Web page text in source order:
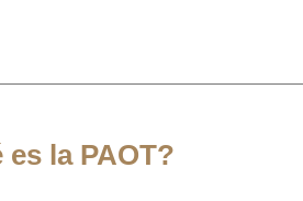
es la PAOT?